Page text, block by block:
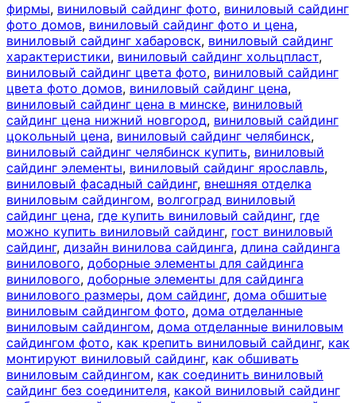
фирмы, виниловый сайдинг фото, виниловый сайдинг
фото домов, виниловый сайдинг фото и цена,
виниловый сайдинг хабаровск, виниловый сайдинг
характеристики, виниловый сайдинг хольцпласт,
виниловый сайдинг цвета фото, виниловый сайдинг
цвета фото домов, виниловый сайдинг цена,
виниловый сайдинг цена в минске, виниловый
сайдинг цена нижний новгород, виниловый сайдинг
цокольный цена, виниловый сайдинг челябинск,
виниловый сайдинг челябинск купить, виниловый
сайдинг элементы, виниловый сайдинг ярославль,
виниловый фасадный сайдинг, внешняя отделка
виниловым сайдингом, волгоград виниловый
сайдинг цена, где купить виниловый сайдинг, где
можно купить виниловый сайдинг, гост виниловый
сайдинг, дизайн винилова сайдинга, длина сайдинга
винилового, доборные элементы для сайдинга
винилового, доборные элементы для сайдинга
винилового размеры, дом сайдинг, дома обшитые
виниловым сайдингом фото, дома отделанные
виниловым сайдингом, дома отделанные виниловым
сайдингом фото, как крепить виниловый сайдинг, как
монтируют виниловый сайдинг, как обшивать
виниловым сайдингом, как соединить виниловый
сайдинг без соединителя, какой виниловый сайдинг